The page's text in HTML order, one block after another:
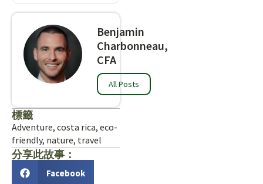
Benjamin
Charbonneau,
CFA
All Posts
標籤
Adventure, costa rica, eco-
friendly, nature, travel
分享此故事：
Facebook